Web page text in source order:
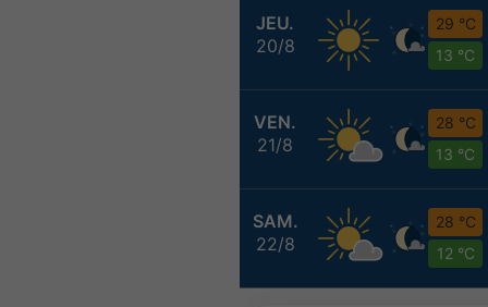
JEU.
20/8
29 °C
13 °C
VEN.
21/8
28 °C
13 °C
SAM.
22/8
28 °C
12 °C